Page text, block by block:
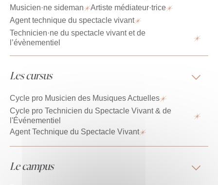
Musicien·ne sideman
Artiste médiateur·trice
Agent technique du spectacle vivant
Technicien·ne du spectacle vivant et de
l’évènementiel
Les cursus
Cycle pro Musicien des Musiques Actuelles
Cycle pro Technicien du Spectacle Vivant & de
l'Événementiel
Agent Technique du Spectacle Vivant
Le campus